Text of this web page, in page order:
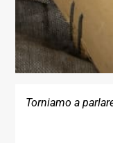
Torniamo a